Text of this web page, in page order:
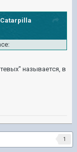
Catarpilla
называется, в
1